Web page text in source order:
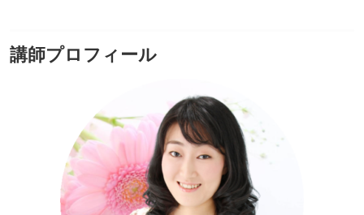
講師プロフィール